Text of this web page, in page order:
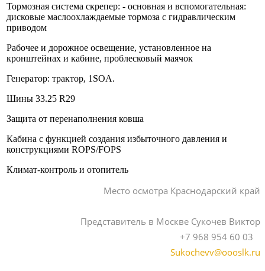
Тормозная система скрепер: - основная и вспомогательная:
дисковые маслоохлаждаемые тормоза с гидравлическим
приводом
Рабочее и дорожное освещение, установленное на
кронштейнах и кабине, проблесковый маячок
Генератор: трактор, 1SOA.
Шины 33.25 R29
Защита от перенаполнения ковша
Кабина с функцией создания избыточного давления и
конструкциями ROPS/FOPS
Климат-контроль и отопитель
Место осмотра Краснодарский край
Представитель в Москве Сукочев Виктор
+7 968 954 60 03
Sukochevv@oooslk.ru